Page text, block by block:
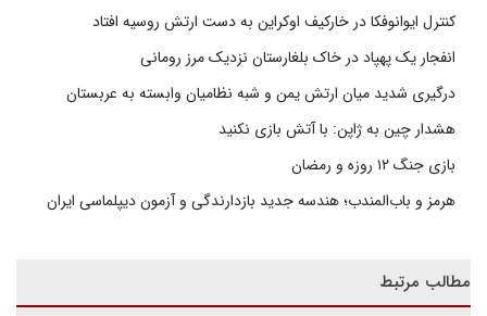
کنترل ایوانوفکا در خارکیف اوکراین به دست ارتش روسیه افتاد
انفجار یک پهپاد در خاک بلغارستان نزدیک مرز رومانی
درگیری شدید میان ارتش یمن و شبه نظامیان وابسته به عربستان
هشدار چین به ژاپن: با آتش بازی نکنید
بازی جنگ ۱۲ روزه و رمضان
هرمز و باب‌المندب؛ هندسه جدید بازدارندگی و آزمون دیپلماسی ایران
مطالب مرتبط